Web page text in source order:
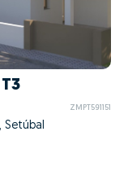
ZMPT591151
Setúbal